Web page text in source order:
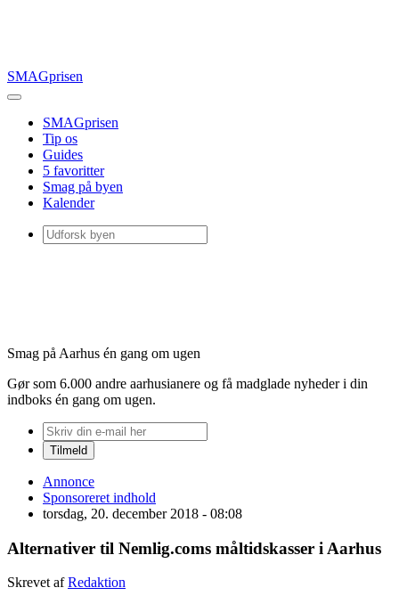
SMAGprisen
SMAGprisen
Tip os
Guides
5 favoritter
Smag på byen
Kalender
Smag på Aarhus én gang om ugen
Gør som 6.000 andre aarhusianere og få madglade nyheder i din
indboks én gang om ugen.
Annonce
Sponsoreret indhold
torsdag, 20. december 2018 - 08:08
Alternativer til Nemlig.coms måltidskasser i Aarhus
Skrevet afRedaktion